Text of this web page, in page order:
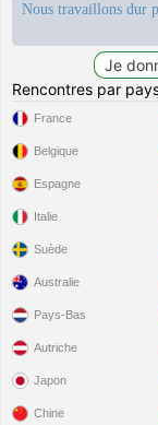
Nous travaillons dur
Rencontres par
France
Belgique
Espagne
Italie
Suède
Australie
Pays-Bas
Autriche
Japon
Chine